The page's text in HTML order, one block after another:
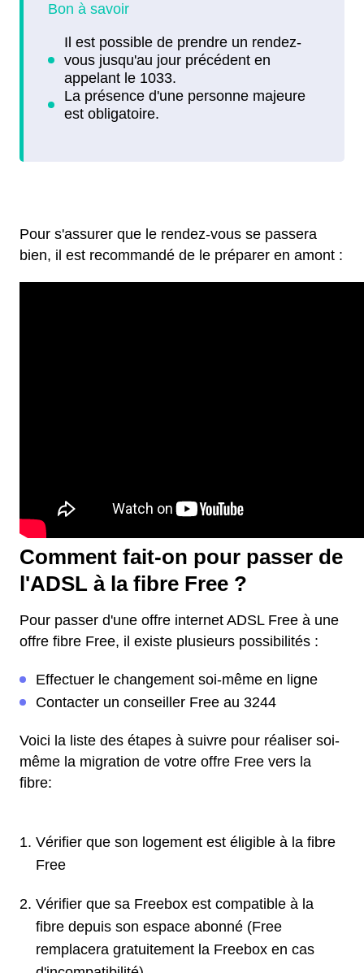
Pour s'assurer que le rendez-vous se passera
bien, il est recommandé de le préparer en amont :
Comment fait-on pour passer de
l'ADSL à la fibre Free ?
Pour passer d'une offre internet ADSL Free à une
offre fibre Free, il existe plusieurs possibilités :
Effectuer le changement soi-même en ligne
Contacter un conseiller Free au 3244
Voici la liste des étapes à suivre pour réaliser soi-
même la migration de votre offre Free vers la
fibre:
Vérifier que son logement est éligible à la fibre
Free
Vérifier que sa Freebox est compatible à la
fibre depuis son espace abonné (Free
remplacera gratuitement la Freebox en cas